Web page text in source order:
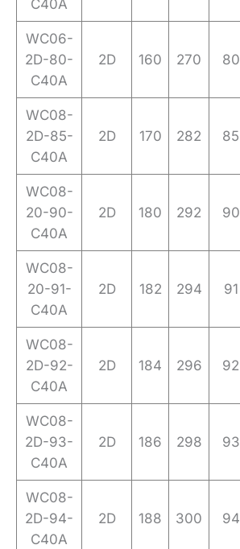
C40A
WC06-
2D-80-
C40A
2D 160 270 80
WC08-
2D-85-
C40A
2D 170 282 85
WC08-
20-90-
C40A
2D 180 292 90
WC08-
20-91-
C40A
2D 182 294 91
WC08-
2D-92-
C40A
2D 184 296 92
WC08-
2D-93-
C40A
2D 186 298 93
WC08-
2D-94-
C40A
2D 188 300 94